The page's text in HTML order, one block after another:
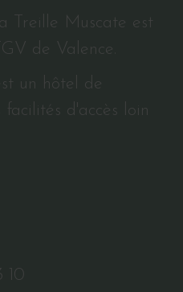
Treille Muscate est
de Valence.
un hôtel de
d'accès loin
10